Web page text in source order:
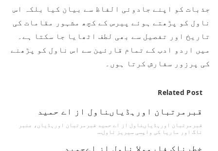
جذبات کو اپنے جادوئی الفاظ سے بیان کیا بلکہ اس
ناول کو پڑھتے ہوئے پیرس کے کچھ مشہور مقامات کی
تاریخ اور تفصیل سے بھی لطف اٹھایا جا سکتا ہے۔
میں اردو ادب کے تمام قارئین سے اس ناول کو پڑھنے
کی پرزور سفارش کرتا ہوں۔
Related Post
قبرمرتبان اورہڈیاںناول از اے حمید
قبرمرتبان اورہڈیاںناول از اے حمید قبرمرتبان اورہڈیاں، عنبر
ناگ اور ماریا کی واپسی سیریز ناول…
خطرناک فارمولا ناول از اےحمید